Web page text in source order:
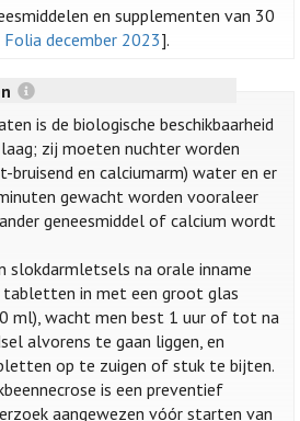
en supplementen van 30
Folia december 2023].
is de biologische beschikbaarheid
zij moeten nuchter worden
bruisend en calciumarm) water en er
gewacht worden vooraleer
geneesmiddel of calcium wordt
slokdarmletsels na orale inname
tabletten in met een groot glas
ml), wacht men best 1 uur of tot na
alvorens te gaan liggen, en
op te zuigen of stuk te bijten.
is een preventief
aangewezen vóór starten van